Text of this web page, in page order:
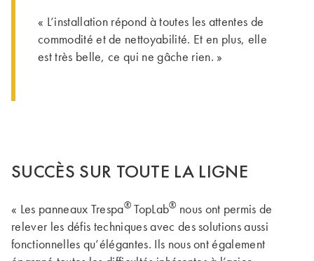
« L’installation répond à toutes les attentes de
commodité et de nettoyabilité. Et en plus, elle
est très belle, ce qui ne gâche rien. »
SUCCÈS SUR TOUTE LA LIGNE
« Les panneaux Trespa® TopLab® nous ont permis de
relever les défis techniques avec des solutions aussi
fonctionnelles qu’élégantes. Ils nous ont également